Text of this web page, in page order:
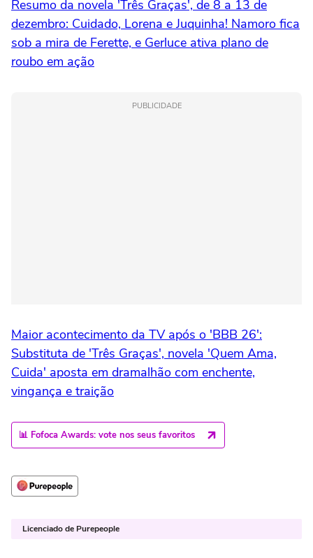
Resumo da novela 'Três Graças', de 8 a 13 de
dezembro: Cuidado, Lorena e Juquinha! Namoro fica
sob a mira de Ferette, e Gerluce ativa plano de
roubo em ação
PUBLICIDADE
Maior acontecimento da TV após o 'BBB 26':
Substituta de 'Três Graças', novela 'Quem Ama,
Cuida' aposta em dramalhão com enchente,
vingança e traição
📊 Fofoca Awards: vote nos seus favoritos
Licenciado de Purepeople